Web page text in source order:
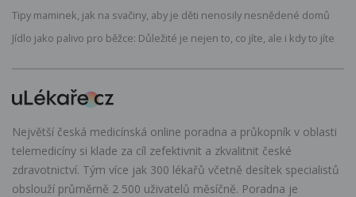
Tipy maminek, jak na svačiny, aby je děti nenosily nesnědené domů
Jídlo jako palivo pro běžce: Důležité je nejen to, co jíte, ale i kdy to jíte
Největší česká medicínská online poradna a průkopník v oblasti
telemedicíny si klade za cíl zefektivnit a zkvalitnit české
zdravotnictví. Tým více jak 300 lékařů včetně desítek specialistů
obslouží průměrně 2 500 uživatelů měsíčně. Poradna je